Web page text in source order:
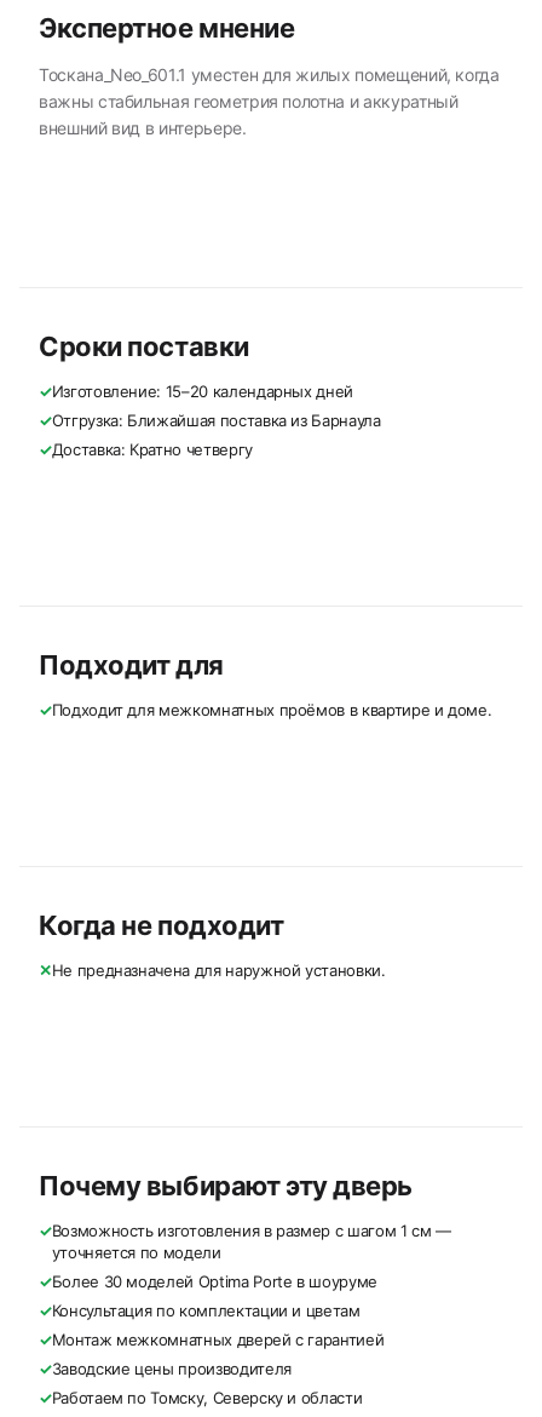
Экспертное мнение
Тоскана_Neo_601.1 уместен для жилых помещений, когда
важны стабильная геометрия полотна и аккуратный
внешний вид в интерьере.
Сроки поставки
✓Изготовление: 15–20 календарных дней
✓Отгрузка: Ближайшая поставка из Барнаула
✓Доставка: Кратно четвергу
Подходит для
✓Подходит для межкомнатных проёмов в квартире и доме.
Когда не подходит
✕Не предназначена для наружной установки.
Почему выбирают эту дверь
✓Возможность изготовления в размер с шагом 1 см —
уточняется по модели
✓Более 30 моделей Optima Porte в шоуруме
✓Консультация по комплектации и цветам
✓Монтаж межкомнатных дверей с гарантией
✓Заводские цены производителя
✓Работаем по Томску, Северску и области